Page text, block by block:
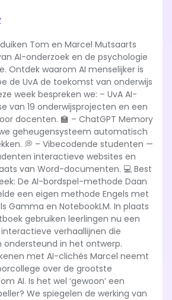
Tom en Marcel Mutsaarts
AI-onderzoek en de psychologie
Ontdek waarom AI menselijker is
de UvA de toekomst van onderwijs
week bespreken we: – UvA AI-
van 19 onderwijsprojecten en een
docenten. 🏫 – ChatGPT Memory
geheugensysteem automatisch
💭 – Vibecodende studenten —
interactieve websites en
van Word-documenten. 💻 Best
De AI-bordspel-methode Daan
een eigen methode Engels met
Gamma en NotebookLM. In plaats
gebruiken leerlingen nu een
verhaallijnen die
ondersteund in het ontwerp.
met AI-clichés Marcel neemt
over de grootste
AI. Is het wel ‘gewoon’ een
We spiegelen de werking van